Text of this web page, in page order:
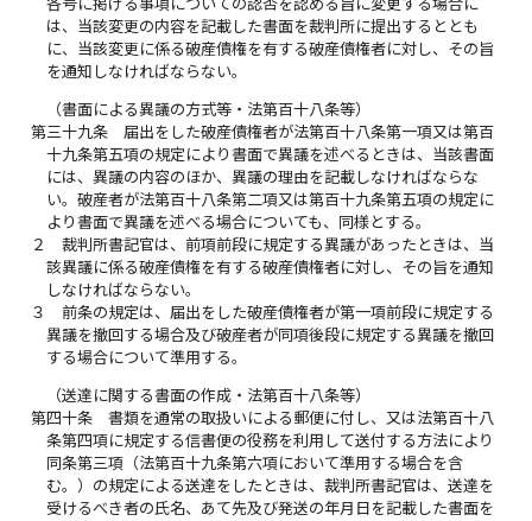
は、当該変更の内容を記載した書面を裁判所に提出するととも
に、当該変更に係る破産債権を有する破産債権者に対し、その旨
を通知しなければならない。
（書面による異議の方式等・法第百十八条等）
第三十九条
届出をした破産債権者が法第百十八条第一項又は第百
十九条第五項の規定により書面で異議を述べるときは、当該書面
には、異議の内容のほか、異議の理由を記載しなければならな
い。破産者が法第百十八条第二項又は第百十九条第五項の規定に
より書面で異議を述べる場合についても、同様とする。
２
裁判所書記官は、前項前段に規定する異議があったときは、当
該異議に係る破産債権を有する破産債権者に対し、その旨を通知
しなければならない。
３
前条の規定は、届出をした破産債権者が第一項前段に規定する
異議を撤回する場合及び破産者が同項後段に規定する異議を撤回
する場合について準用する。
（送達に関する書面の作成・法第百十八条等）
第四十条
書類を通常の取扱いによる郵便に付し、又は法第百十八
条第四項に規定する信書便の役務を利用して送付する方法により
同条第三項（法第百十九条第六項において準用する場合を含
む。）の規定による送達をしたときは、裁判所書記官は、送達を
受けるべき者の氏名、あて先及び発送の年月日を記載した書面を